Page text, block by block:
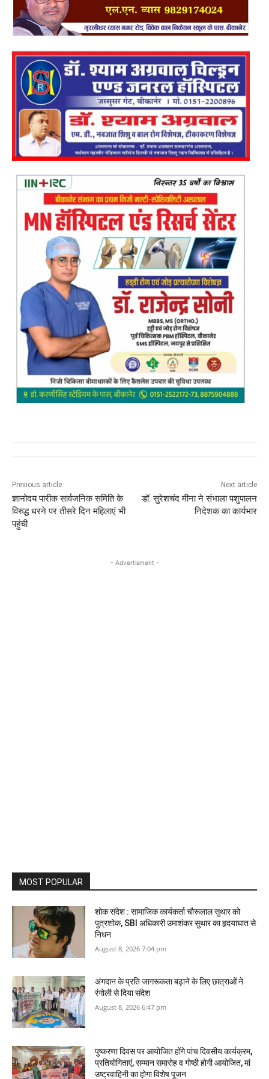
Previous article
ज्ञानोदय पारीक सार्वजनिक समिति के
विरुद्ध धरने पर तीसरे दिन महिलाएं भी
पहुंची
Next article
डॉ. सुरेशचंद मीना ने संभाला पशुपालन
निदेशक का कार्यभार
- Advertisment -
MOST POPULAR
शोक संदेश : सामाजिक कार्यकर्ता चौरूलाल सुथार को
पुत्रशोक, SBI अधिकारी उमाशंकर सुथार का हृदयाघात से
निधन
August 8, 2026 7:04 pm
अंगदान के प्रति जागरूकता बढ़ाने के लिए छात्राओं ने
रंगोली से दिया संदेश
August 8, 2026 6:47 pm
पुष्करणा दिवस पर आयोजित होंगे पांच दिवसीय कार्यक्रम,
प्रतियोगिताएं, सम्मान समारोह व गोष्ठी होगी आयोजित, मां
उष्‍ट्रवाहिनी का होगा विशेष पूजन